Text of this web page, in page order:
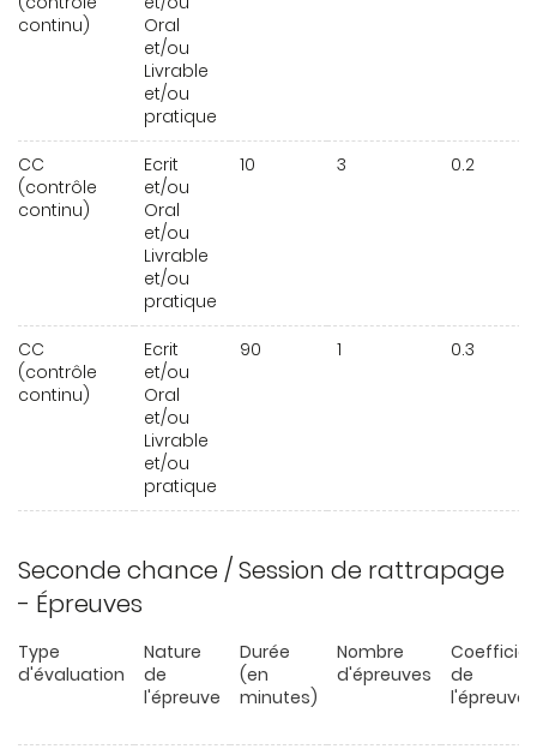
continu)
Oral
et/ou
Livrable
et/ou
pratique
CC
(contrôle
continu)
Ecrit
et/ou
Oral
et/ou
Livrable
et/ou
pratique
10 3 0.2
CC
(contrôle
continu)
Ecrit
et/ou
Oral
et/ou
Livrable
et/ou
pratique
90 1 0.3
Seconde chance / Session de rattrapage
- Épreuves
Type
d'évaluation
Nature
de
l'épreuve
Durée
(en
minutes)
Nombre
d'épreuves
de
l'épreuve